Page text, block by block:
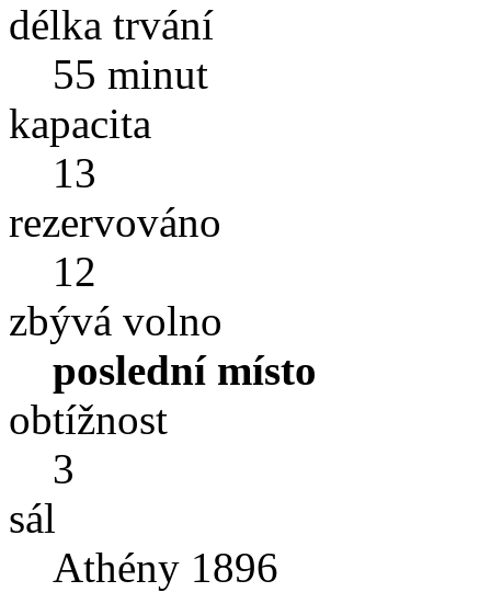
délka trvání
55 minut
kapacita
13
rezervováno
12
zbývá volno
poslední místo
obtížnost
3
sál
Athény 1896